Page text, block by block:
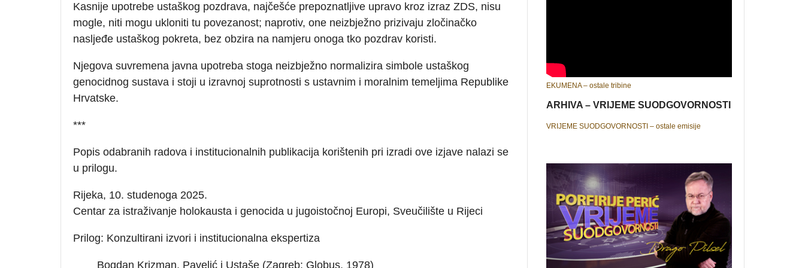
Kasnije upotrebe ustaškog pozdrava, najčešće prepoznatljive upravo kroz izraz ZDS, nisu
mogle, niti mogu ukloniti tu povezanost; naprotiv, one neizbježno prizivaju zločinačko
nasljeđe ustaškog pokreta, bez obzira na namjeru onoga tko pozdrav koristi.
Njegova suvremena javna upotreba stoga neizbježno normalizira simbole ustaškog
genocidnog sustava i stoji u izravnoj suprotnosti s ustavnim i moralnim temeljima Republike
Hrvatske.
***
Popis odabranih radova i institucionalnih publikacija korištenih pri izradi ove izjave nalazi se
u prilogu.
Rijeka, 10. studenoga 2025.
Centar za istraživanje holokausta i genocida u jugoistočnoj Europi, Sveučilište u Rijeci
Prilog: Konzultirani izvori i institucionalna ekspertiza
Bogdan Krizman, Pavelić i Ustaše (Zagreb: Globus, 1978)
EKUMENA – ostale tribine
ARHIVA – VRIJEME SUODGOVORNOSTI
VRIJEME SUODGOVORNOSTI – ostale emisije